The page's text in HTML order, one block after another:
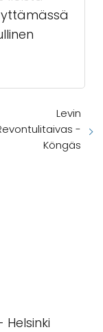
Levin
-
Köngäs